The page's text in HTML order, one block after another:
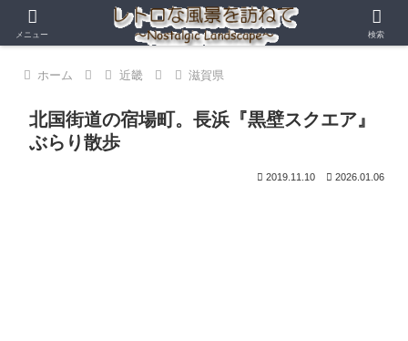
ホーム 近畿 滋賀県
北国街道の宿場町。長浜『黒壁スクエア』
ぶらり散歩
2019.11.10 2026.01.06
メニュー 検索